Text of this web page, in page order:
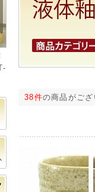
38件の商品がござ